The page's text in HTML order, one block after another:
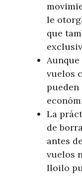
le
que
vuelos
pueden
La
de
antes
vuelos
Iloilo